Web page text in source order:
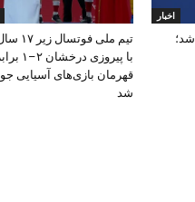
اخبار
اسپانیا قهرمان جام جهانی ۲۰۲۶ شد؛
تیم ملی
با پیروزی
شد